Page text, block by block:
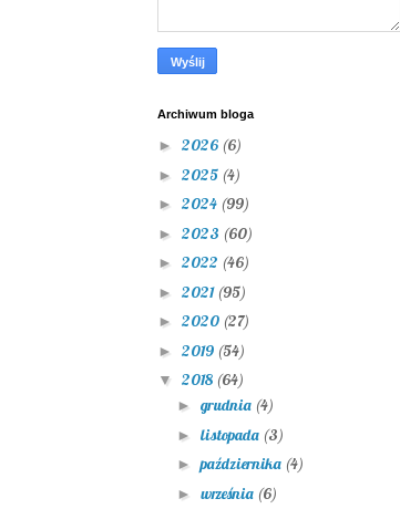
Archiwum bloga
► 2026 (6)
► 2025 (4)
► 2024 (99)
► 2023 (60)
► 2022 (46)
► 2021 (95)
► 2020 (27)
► 2019 (54)
▼ 2018 (64)
► grudnia (4)
► listopada (3)
►października (4)
► września (6)